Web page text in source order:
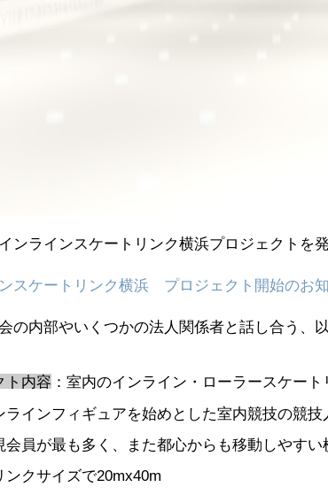
ンラインスケートリンク横浜プロジェクトを発
スケートリンク横浜 プロジェクト開始のお
の内部やいくつかの法人関係者と話し合う、
ト内容 ：室内のインライン・ローラースケー
ラインフィギュアを始めとした室内競技の競
会員が最も多く、また都心からも移動しやす
ンクサイズで20mx40m